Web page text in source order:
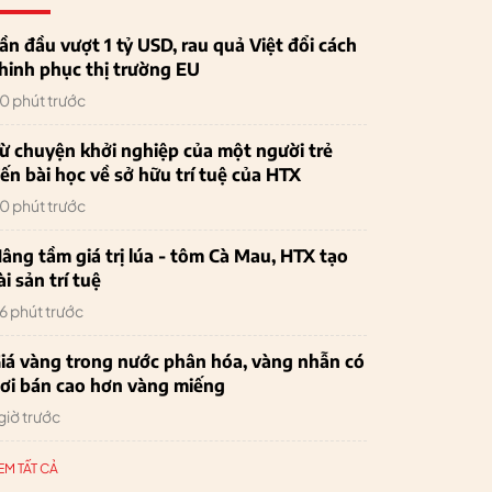
đầu vượt 1 tỷ USD, rau quả Việt đổi cách
phục thị trường EU
phút trước
chuyện khởi nghiệp của một người trẻ
bài học về sở hữu trí tuệ của HTX
phút trước
tầm giá trị lúa - tôm Cà Mau, HTX tạo
sản trí tuệ
phút trước
vàng trong nước phân hóa, vàng nhẫn có
bán cao hơn vàng miếng
trước
TẤT CẢ